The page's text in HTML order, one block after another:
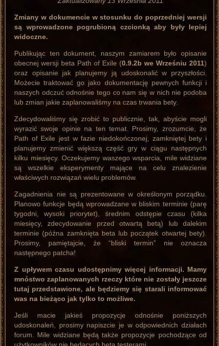
Zmiany w dokumencie w stosunku do poprzedniej wersji
są wprowadzone pogrubioną czcionką aby były lepiej
widoczne.
Publikując ten dokument, naszym zamiarem było opisanie
obecnej wersji beta Path of Exile (0.9.2b we Wrześniu 2011)
oraz opisanie jak planujemy ją udoskonalić w przyszłości.
Możecie traktować go jako dokumentację pewnych funkcji i
naszych odczuć odnośnie tego co nam się w nich nie podoba
lub zmian jakie zaplanowaliśmy na czas trwania bety.
Zdecydowaliśmy się zrobić to publicznie, tak, abyście mogli
wyrazić swoje opinie na ten temat. Prosimy, zrozumcie, że
Path of Exile jest w fazie niedokończonej, zamkniętej bety i
planujemy zmienić większą część gry w ciągu następnych
kilku miesięcy. Oczekujemy waszego wsparcia, mile widziane
są wszelkie eksperymenty mające na celu znalezienie
właściwych rozwiązań wielu problemów.
Zagadnienia nie są prezentowane w określonym porządku.
Planowo funkcje będą wprowadzane w bliskim terminie (parę
tygodni, wysoki priorytet), średnim odstępie czasu (kilka
miesięcy, zdecydowanie przed otwartą betą) lub dalekim
terminie (późna zamknięta beta lub początek otwartej bety).
Prosimy, pamiętajcie, że “bliski termin” nie oznacza
następnego patcha!
Z upływem czasu udostępnimy więcej informacji. Mamy
mnóstwo zaplanowanych rzeczy które nie zostały jeszcze
tutaj przedstawione, ale będziemy się starali informować
was na bieżąco jak tylko to możliwe.
Jeśli macie jakieś propozycje odnośnie poniższych
udoskonaleń, prosimy napiszcie je w odpowiednich działach
forum. Mile widziane będą także propozycje pochodzące od